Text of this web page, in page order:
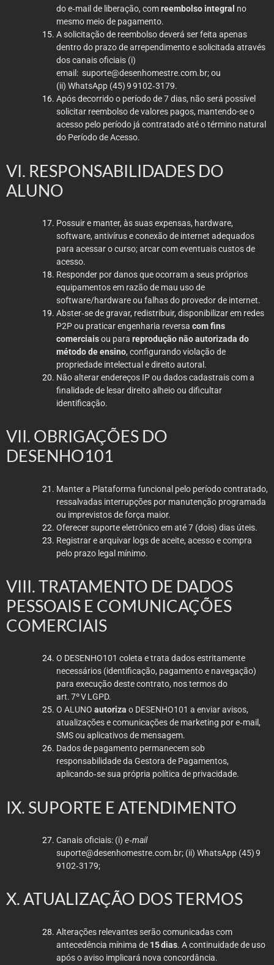
do e‑mail de liberação, comreembolso integral no
mesmo meio de pagamento.
A solicitação de reembolso deverá ser feita apenas
dentro do prazo de arrependimento e solicitada através
dos canais oficiais (i)
email: suporte@desenhomestre.com.br; ou
(ii) WhatsApp (45) 9 9102‑3179.
Após decorrido o período de 7 dias, não será possível
solicitar reembolso de valores pagos, mantendo-se o
acesso pelo período já contratado até o término natural
do Período de Acesso.
VI. RESPONSABILIDADES DO
ALUNO
Possuir e manter, às suas expensas, hardware,
software, antivírus e conexão de internet adequados
para acessar o curso; arcar com eventuais custos de
acesso.
Responder por danos que ocorram a seus próprios
equipamentos em razão de mau uso de
software/hardware ou falhas do provedor de internet.
Abster‑se de gravar, redistribuir, disponibilizar em redes
P2P ou praticar engenharia reversa com fins
comerciaisou para reprodução não autorizada do
método de ensino, configurando violação de
propriedade intelectual e direito autoral.
Não alterar endereços IP ou dados cadastrais com a
finalidade de lesar direito alheio ou dificultar
identificação.
VII. OBRIGAÇÕES DO
DESENHO101
Manter a Plataforma funcional pelo período contratado,
ressalvadas interrupções por manutenção programada
ou imprevistos de força maior.
Oferecer suporte eletrônico em até 7 (dois) dias úteis.
Registrar e arquivar logs de aceite, acesso e compra
pelo prazo legal mínimo.
VIII. TRATAMENTO DE DADOS
PESSOAIS E COMUNICAÇÕES
COMERCIAIS
O DESENHO101 coleta e trata dados estritamente
necessários (identificação, pagamento e navegação)
para execução deste contrato, nos termos do
art. 7º V LGPD.
O ALUNO autoriza o DESENHO101 a enviar avisos,
atualizações e comunicações de marketing por e‑mail,
SMS ou aplicativos de mensagem.
Dados de pagamento permanecem sob
responsabilidade da Gestora de Pagamentos,
aplicando‑se sua própria política de privacidade.
IX. SUPORTE E ATENDIMENTO
Canais oficiais: (i) e‑mail
suporte@desenhomestre.com.br; (ii) WhatsApp (45) 9
9102‑3179;
X. ATUALIZAÇÃO DOS TERMOS
Alterações relevantes serão comunicadas com
antecedência mínima de 15 dias. A continuidade de uso
após o aviso implicará nova concordância.